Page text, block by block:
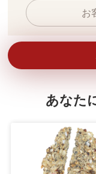
お
あなた